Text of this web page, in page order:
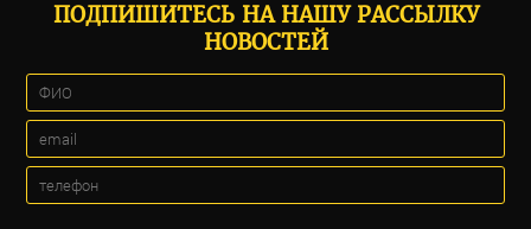
ПОДПИШИТЕСЬ НА НАШУ РАССЫЛКУ
НОВОСТЕЙ